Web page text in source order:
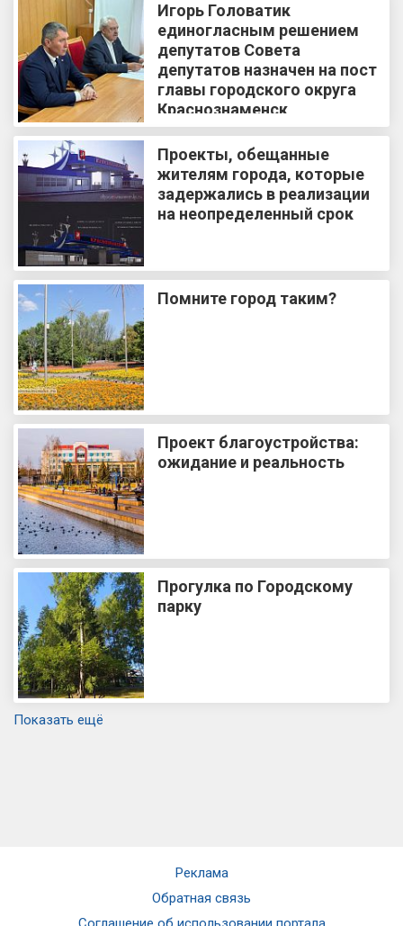
Игорь Головатик
единогласным решением
депутатов Совета
депутатов назначен на пост
главы городского округа
Краснознаменск
Проекты, обещанные
жителям города, которые
задержались в реализации
на неопределенный срок
Помните город таким?
Проект благоустройства:
ожидание и реальность
Прогулка по Городскому
парку
Показать ещё
Реклама
Обратная связь